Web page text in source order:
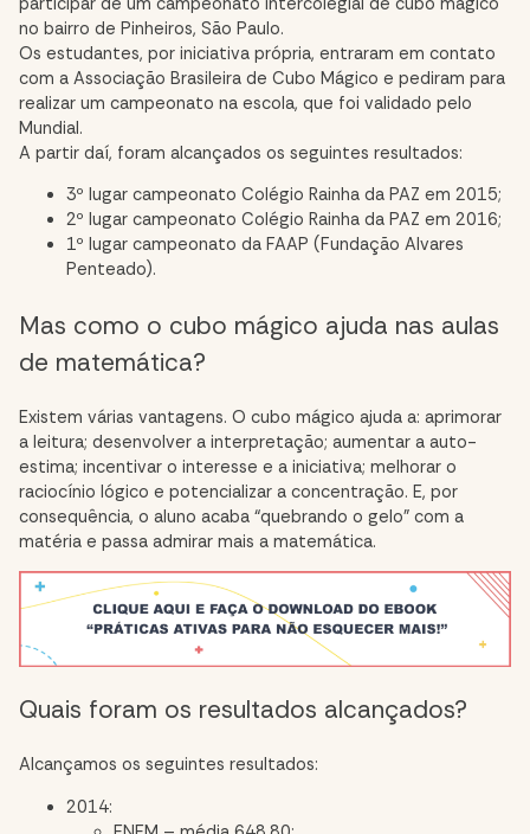
no bairro de Pinheiros, São Paulo.
Os estudantes, por iniciativa própria, entraram em contato
com a Associação Brasileira de Cubo Mágico e pediram para
realizar um campeonato na escola, que foi validado pelo
Mundial.
A partir daí, foram alcançados os seguintes resultados:
3º lugar campeonato Colégio Rainha da PAZ em 2015;
2º lugar campeonato Colégio Rainha da PAZ em 2016;
1º lugar campeonato da FAAP (Fundação Alvares
Penteado).
Mas como o cubo mágico ajuda nas aulas
de matemática?
Existem várias vantagens. O cubo mágico ajuda a: aprimorar
a leitura; desenvolver a interpretação; aumentar a auto-
estima; incentivar o interesse e a iniciativa; melhorar o
raciocínio lógico e potencializar a concentração. E, por
consequência, o aluno acaba “quebrando o gelo” com a
matéria e passa admirar mais a matemática.
Quais foram os resultados alcançados?
Alcançamos os seguintes resultados:
2014: